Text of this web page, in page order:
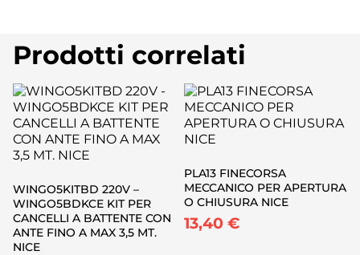
Prodotti correlati
WINGO5KITBD 220V –
WINGO5BDKCE KIT PER
CANCELLI A BATTENTE CON
ANTE FINO A MAX 3,5 MT.
NICE
PLA13 FINECORSA
MECCANICO PER APERTURA
O CHIUSURA NICE
13,40 €